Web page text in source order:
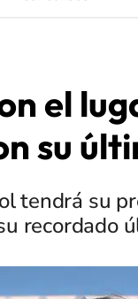
el
su
tendrá su
recordado